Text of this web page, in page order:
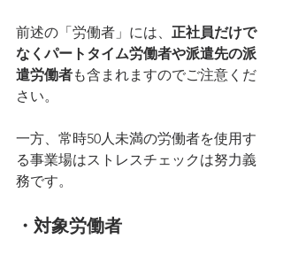
前述の「労働者」には、 正社員だけで
なくパートタイム労働者や派遣先の派
遣労働者も含まれますのでご注意くだ
さい。
一方、常時50人未満の労働者を使用す
る事業場はストレスチェックは努力義
務です。
・対象労働者